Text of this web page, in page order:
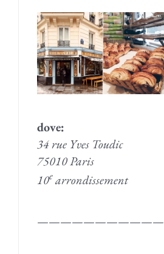
dove:
34 rue Yves Toudic
75010 Paris
10earrondissement